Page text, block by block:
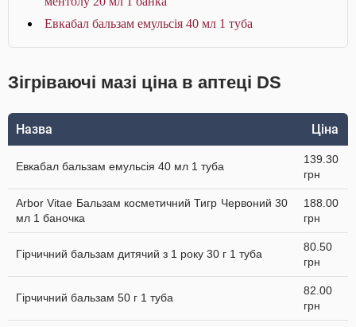
Евкабал бальзам емульсія 40 мл 1 туба
Зігріваючі мазі ціна в аптеці DS
Назва Ціна
Евкабал бальзам емульсія 40 мл 1 туба
139.30
грн
Arbor Vitae Бальзам косметичний Тигр Червоний 30
мл 1 баночка
188.00
грн
Гірчичний бальзам дитячий з 1 року 30 г 1 туба
80.50
грн
Гірчичний бальзам 50 г 1 туба
82.00
грн